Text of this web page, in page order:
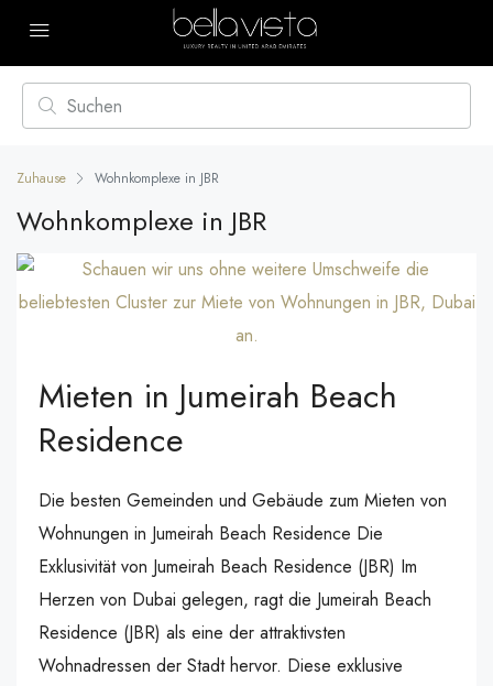
Zuhause Wohnkomplexe in JBR
Wohnkomplexe in JBR
Mieten in Jumeirah Beach
Residence
Die besten Gemeinden und Gebäude zum Mieten von
Wohnungen in Jumeirah Beach Residence Die
Exklusivität von Jumeirah Beach Residence (JBR) Im
Herzen von Dubai gelegen, ragt die Jumeirah Beach
Residence (JBR) als eine der attraktivsten
Wohnadressen der Stadt hervor. Diese exklusive